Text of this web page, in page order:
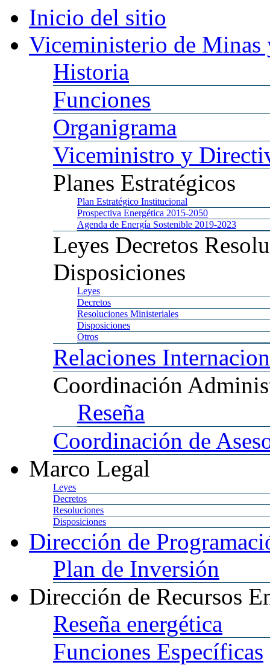
Inicio del sitio
Viceministerio de Minas
Historia
Funciones
Organigrama
Viceministro y
Planes Estratégicos
Plan Estratégico Institucional
Prospectiva Energética 2015-2050
Agenda de Energía Sostenible 2019-2023
Leyes Decretos
Disposiciones
Leyes
Decretos
Resoluciones Ministeriales
Disposiciones
Otros
Relaciones
Coordinación
Reseña
Coordinación de
Marco Legal
Leyes
Decretos
Resoluciones
Disposiciones
Dirección de
Plan de Inversión
Dirección de Recursos
Reseña energética
Funciones Específicas